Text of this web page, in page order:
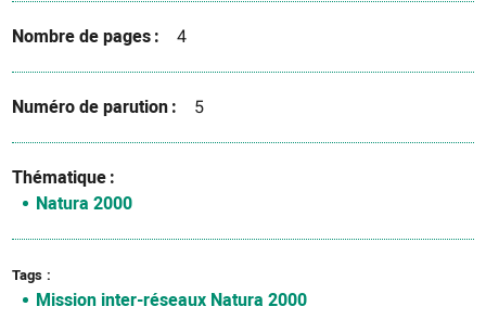
Nombre de pages 4
Numéro de parution 5
Thématique
Natura 2000
Tags
Mission inter-réseaux Natura 2000